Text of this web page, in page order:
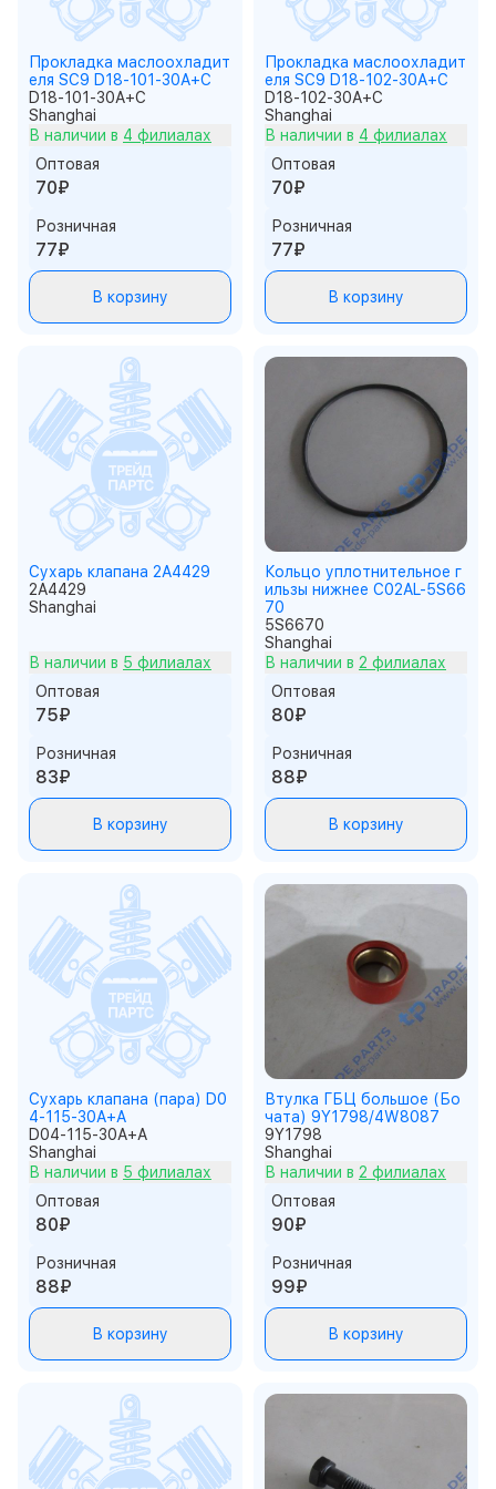
Прокладка маслоохладит
еля SC9 D18-101-30A+C
D18-101-30A+C
Shanghai
В наличии в 4 филиалах
Оптовая
70₽
Розничная
77₽
В корзину
Прокладка маслоохладит
еля SC9 D18-102-30A+C
D18-102-30A+C
Shanghai
В наличии в 4 филиалах
Оптовая
70₽
Розничная
77₽
В корзину
Сухарь клапана 2A4429
2A4429
Shanghai
В наличии в 5 филиалах
Оптовая
75₽
Розничная
83₽
В корзину
Кольцо уплотнительное г
ильзы нижнее C02AL-5S66
70
5S6670
Shanghai
В наличии в 2 филиалах
Оптовая
80₽
Розничная
88₽
В корзину
Сухарь клапана (пара) D0
4-115-30A+A
D04-115-30A+A
Shanghai
В наличии в 5 филиалах
Оптовая
80₽
Розничная
88₽
В корзину
Втулка ГБЦ большое (Бо
чата) 9Y1798/4W8087
9Y1798
Shanghai
В наличии в 2 филиалах
Оптовая
90₽
Розничная
99₽
В корзину